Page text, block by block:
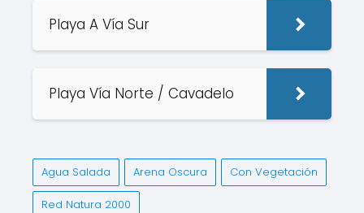
Playa A Vía Sur
Playa Vía Norte / Cavadelo
Agua Salada Arena Oscura Con Vegetación
Red Natura 2000